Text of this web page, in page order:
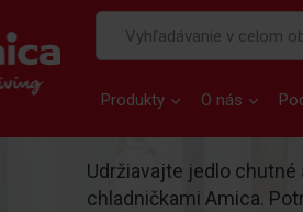
Produkty O nás
Udržiavajte jedlo
chladničkami Amica.